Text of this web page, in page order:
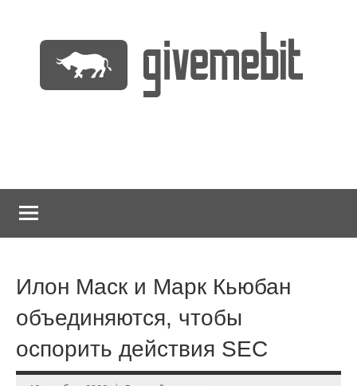
содержимому
Илон Маск и Марк Кьюбан
объединяются, чтобы
оспорить действия SEC